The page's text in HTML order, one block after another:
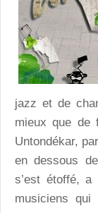
jazz et de
mieux que de
Untondékar,
en dessous
s’est étoffé,
musiciens